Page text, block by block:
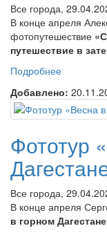
Все города,
В конце апреля
фотопутешествие
путешествие в
Подробнее
Добавлено:
Фототур
Все города,
В конце апреля
в горном